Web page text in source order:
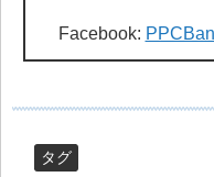
Facebook:
タグ